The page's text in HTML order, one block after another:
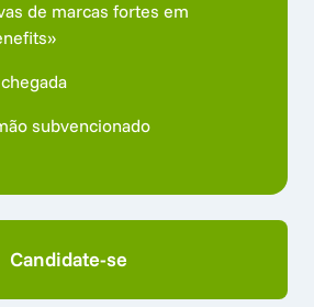
de marcas fortes em
subvencionado
Candidate-se